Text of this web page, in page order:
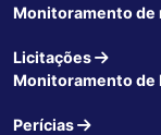
Monitoramento de
Licitações
Monitoramento de
Perícias